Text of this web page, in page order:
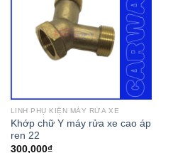
LINH PHỤ KIỆN MÁY RỬA XE
Khớp chữ Y máy rửa xe cao áp
ren 22
300,000₫